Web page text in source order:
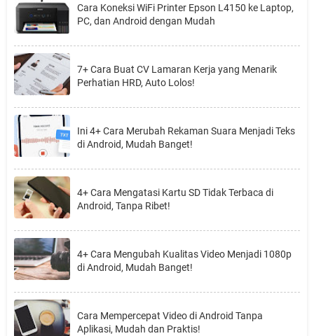
Cara Koneksi WiFi Printer Epson L4150 ke Laptop,
PC, dan Android dengan Mudah
7+ Cara Buat CV Lamaran Kerja yang Menarik
Perhatian HRD, Auto Lolos!
Ini 4+ Cara Merubah Rekaman Suara Menjadi Teks
di Android, Mudah Banget!
4+ Cara Mengatasi Kartu SD Tidak Terbaca di
Android, Tanpa Ribet!
4+ Cara Mengubah Kualitas Video Menjadi 1080p
di Android, Mudah Banget!
Cara Mempercepat Video di Android Tanpa
Aplikasi, Mudah dan Praktis!